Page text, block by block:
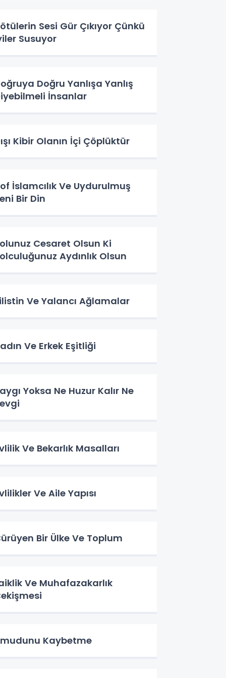
Sesi Gür Çıkıyor Çünkü
Susuyor
Doğru Yanlışa Yanlış
İnsanlar
Kibir Olanın İçi Çöplüktür
İslamcılık Ve Uydurulmuş
Bir Din
Cesaret Olsun Ki
Aydınlık Olsun
Ve Yalancı Ağlamalar
Ve Erkek Eşitliği
Yoksa Ne Huzur Kalır Ne
Ve Bekarlık Masalları
Ve Aile Yapısı
Bir Ülke Ve Toplum
Ve Muhafazakarlık
Kaybetme